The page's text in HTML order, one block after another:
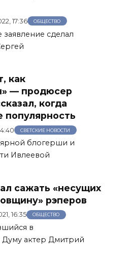
17:36 ОБЩЕСТВО
сделал
как
— продюсер
когда
популярность
СВЕТСКИЕ НОВОСТИ
блогерши и
Ивлеевой
сажать «несущих
рэперов
16:35 ОБЩЕСТВО
в
Думу актер Дмитрий